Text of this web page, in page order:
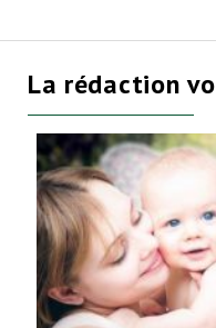
La rédaction